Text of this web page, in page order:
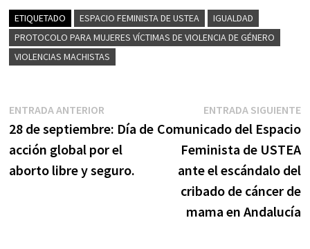
o
o
k
ky dI
n
sA
p
y
Li
l
p
ar
ETIQUETADO ESPACIO FEMINISTA DE USTEA
IGUALDAD
PROTOCOLO PARA MUJERES VÍCTIMAS DE VIOLENCIA DE GÉNERO
VIOLENCIAS MACHISTAS
Navegación
de
entradas
ENTRADA ANTERIOREntrada
anterior:
28 de septiembre: Día de
acción global por el
aborto libre y seguro.
ENTRADA SIGUIENTE
Comunicado del Espacio
Feminista de USTEA
ante el escándalo del
cribado de cáncer de
mama en Andalucía